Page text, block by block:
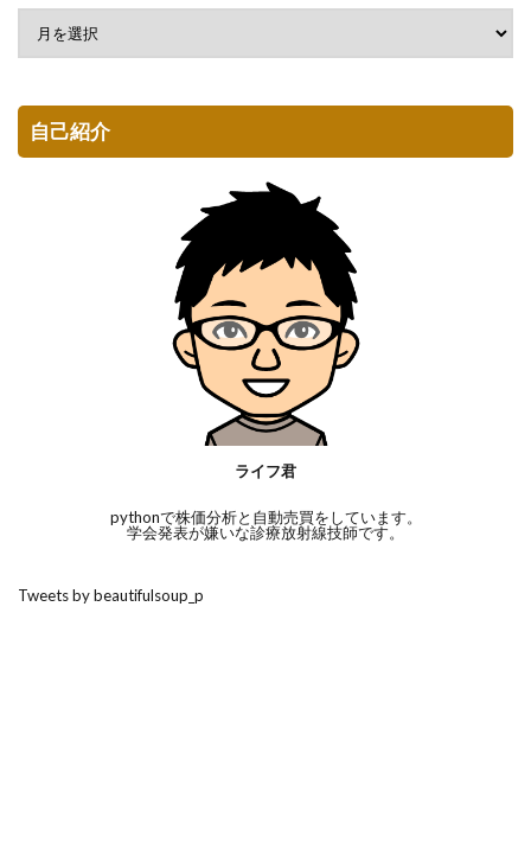
自己紹介
ライフ君
pythonで株価分析と自動売買をしています。
学会発表が嫌いな診療放射線技師です。
Tweets by beautifulsoup_p